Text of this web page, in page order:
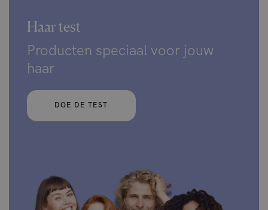
Haar test
Producten speciaal voor jouw
haar
DOE DE TEST